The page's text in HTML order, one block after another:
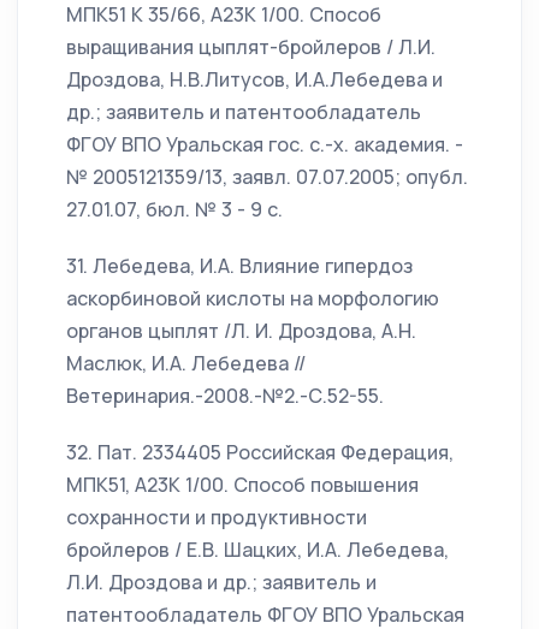
МПК51 К 35/66, А23К 1/00. Способ
выращивания цыплят-бройлеров / Л.И.
Дроздова, Н.В.Литусов, И.А.Лебедева и
др.; заявитель и патентообладатель
ФГОУ ВПО Уральская гос. с.-х. академия. -
№ 2005121359/13, заявл. 07.07.2005; опубл.
27.01.07, бюл. № 3 - 9 с.
31. Лебедева, И.А. Влияние гипердоз
аскорбиновой кислоты на морфологию
органов цыплят /Л. И. Дроздова, А.Н.
Маслюк, И.А. Лебедева //
Ветеринария.-2008.-№2.-С.52-55.
32. Пат. 2334405 Российская Федерация,
МПК51, А23К 1/00. Способ повышения
сохранности и продуктивности
бройлеров / Е.В. Шацких, И.А. Лебедева,
Л.И. Дроздова и др.; заявитель и
патентообладатель ФГОУ ВПО Уральская